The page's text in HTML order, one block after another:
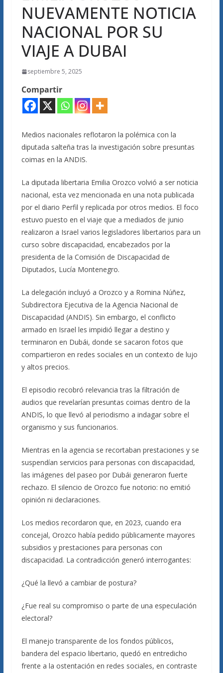
NUEVAMENTE NOTICIA
NACIONAL POR SU
VIAJE A DUBAI
septiembre 5, 2025
Compartir
Medios nacionales reflotaron la polémica con la
diputada salteña tras la investigación sobre presuntas
coimas en la ANDIS.
La diputada libertaria Emilia Orozco volvió a ser noticia
nacional, esta vez mencionada en una nota publicada
por el diario Perfil y replicada por otros medios. El foco
estuvo puesto en el viaje que a mediados de junio
realizaron a Israel varios legisladores libertarios para un
curso sobre discapacidad, encabezados por la
presidenta de la Comisión de Discapacidad de
Diputados, Lucía Montenegro.
La delegación incluyó a Orozco y a Romina Núñez,
Subdirectora Ejecutiva de la Agencia Nacional de
Discapacidad (ANDIS). Sin embargo, el conflicto
armado en Israel les impidió llegar a destino y
terminaron en Dubái, donde se sacaron fotos que
compartieron en redes sociales en un contexto de lujo
y altos precios.
El episodio recobró relevancia tras la filtración de
audios que revelarían presuntas coimas dentro de la
ANDIS, lo que llevó al periodismo a indagar sobre el
organismo y sus funcionarios.
Mientras en la agencia se recortaban prestaciones y se
suspendían servicios para personas con discapacidad,
las imágenes del paseo por Dubái generaron fuerte
rechazo. El silencio de Orozco fue notorio: no emitió
opinión ni declaraciones.
Los medios recordaron que, en 2023, cuando era
concejal, Orozco había pedido públicamente mayores
subsidios y prestaciones para personas con
discapacidad. La contradicción generó interrogantes:
¿Qué la llevó a cambiar de postura?
¿Fue real su compromiso o parte de una especulación
electoral?
El manejo transparente de los fondos públicos,
bandera del espacio libertario, quedó en entredicho
frente a la ostentación en redes sociales, en contraste